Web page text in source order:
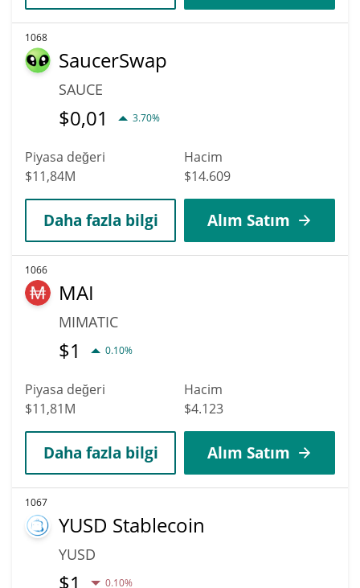
1068
SaucerSwap
SAUCE
$0,01 3.70%
Piyasa değeri
$11,84M
Hacim
$14.609
Daha fazla bilgi Alım Satım
1066
MAI
MIMATIC
$1 0.10%
Piyasa değeri
$11,81M
Hacim
$4.123
Daha fazla bilgi Alım Satım
1067
YUSD Stablecoin
YUSD
$1 0.10%